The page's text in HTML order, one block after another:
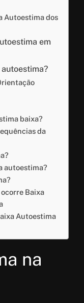
Autoestima dos
em
baixa?
da
autoestima?
Baixa
Autoestima
na